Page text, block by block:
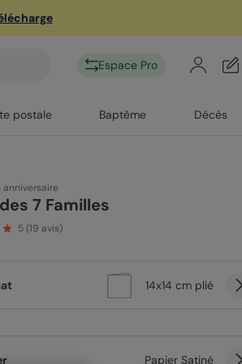
Espace Pro
postale Baptême Décès
7 Familles
5(19 avis)
14x14 cm plié
Papier Satiné